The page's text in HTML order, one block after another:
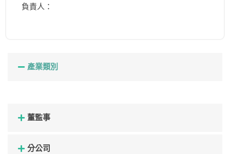
負責人：
產業類別
董監事
分公司